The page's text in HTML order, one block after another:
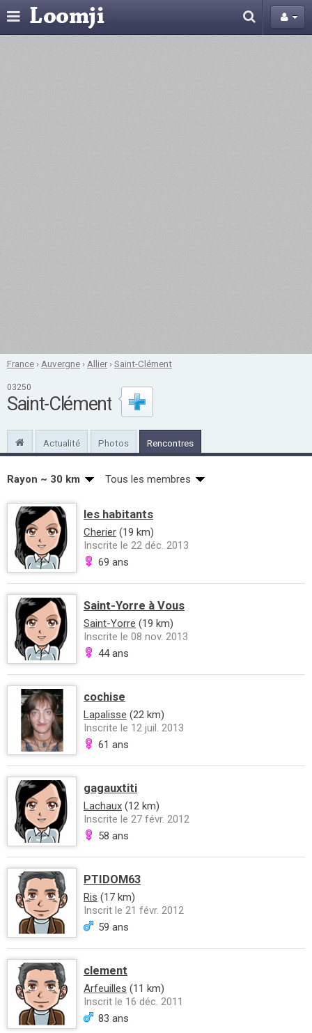
France › Auvergne › Allier›Saint-Clément
03250
Saint-Clément
Actualité Photos Rencontres
Rayon ~ 30 km Tous les membres
les habitants
Cherier (19 km)
Inscrite le 22 déc. 2013
69 ans
Saint-Yorre à Vous
Saint-Yorre (19 km)
Inscrite le 08 nov. 2013
44 ans
cochise
Lapalisse (22 km)
Inscrite le 12 juil. 2013
61 ans
gagauxtiti
Lachaux (12 km)
Inscrite le 27 févr. 2012
58 ans
PTIDOM63
Ris (17 km)
Inscrit le 21 févr. 2012
59 ans
clement
Arfeuilles (11 km)
Inscrit le 16 déc. 2011
83 ans